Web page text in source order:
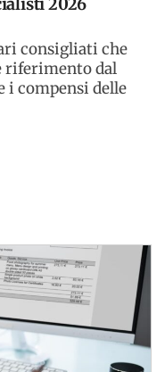
consigliati che
riferimento dal
i compensi delle